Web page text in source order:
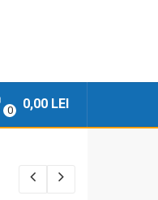
0 0,00 LEI